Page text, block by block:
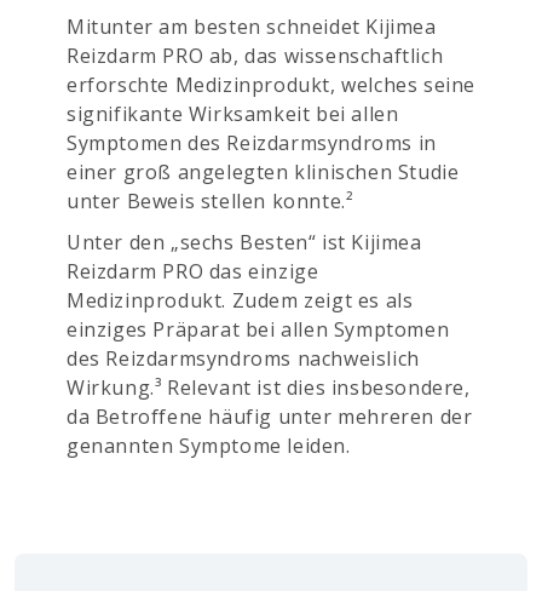
Mitunter am besten schneidet Kijimea
Reizdarm PRO ab, das wissenschaftlich
erforschte Medizinprodukt, welches seine
signifikante Wirksamkeit bei allen
Symptomen des Reizdarmsyndroms in
einer groß angelegten klinischen Studie
unter Beweis stellen konnte.²
Unter den „sechs Besten“ ist Kijimea
Reizdarm PRO das einzige
Medizinprodukt. Zudem zeigt es als
einziges Präparat bei allen Symptomen
des Reizdarmsyndroms nachweislich
Wirkung.³ Relevant ist dies insbesondere,
da Betroffene häufig unter mehreren der
genannten Symptome leiden.